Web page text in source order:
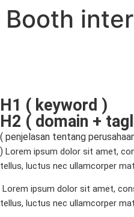
Booth
H1 ( keyword )
H2 ( domain +
( penjelasan tentang
) Lorem ipsum dolor sit amet,
tellus, luctus nec ullamcorper
Lorem ipsum dolor sit amet,
tellus, luctus nec ullamcorper